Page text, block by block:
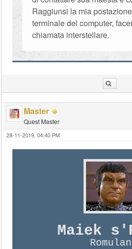
Raggiunsi la mia
terminale del computer,
chiamata interstellare.
Master
Quest Master
28-11-2019, 04:40 PM
Maiek
Romulan